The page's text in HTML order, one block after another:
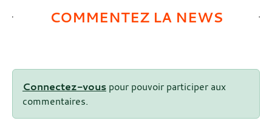
COMMENTEZ LA NEWS
Connectez-vous pour pouvoir participer aux
commentaires.